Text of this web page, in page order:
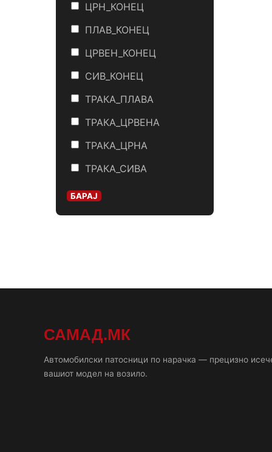
ЦРН_КОНЕЦ
ПЛАВ_КОНЕЦ
ЦРВЕН_КОНЕЦ
СИВ_КОНЕЦ
ТРАКА_ПЛАВА
ТРАКА_ЦРВЕНА
ТРАКА_ЦРНА
ТРАКА_СИВА
БАРАЈ
САМАД.МК
Автомобилски патосници по нарачка — прецизно
вашиот модел на возило.